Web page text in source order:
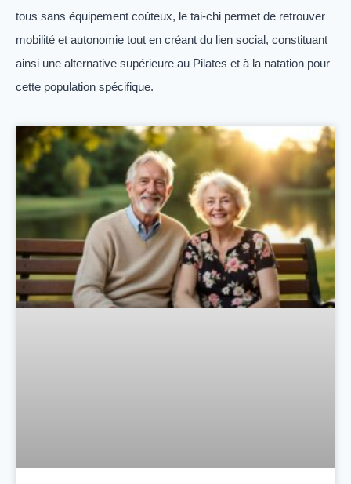
tous sans équipement coûteux, le tai-chi permet de retrouver
mobilité et autonomie tout en créant du lien social, constituant
ainsi une alternative supérieure au Pilates et à la natation pour
cette population spécifique.